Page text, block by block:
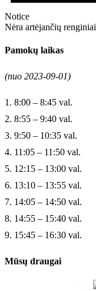
Notice
Nėra artėjančių renginiai
Pamokų laikas
(nuo 2023-09-01)
1. 8:00 – 8:45 val.
2. 8:55 – 9:40 val.
3. 9:50 – 10:35 val.
4. 11:05 – 11:50 val.
5. 12:15 – 13:00 val.
6. 13:10 – 13:55 val.
7. 14:05 – 14:50 val.
8. 14:55 – 15:40 val.
9. 15:45 – 16:30 val.
Mūsų draugai